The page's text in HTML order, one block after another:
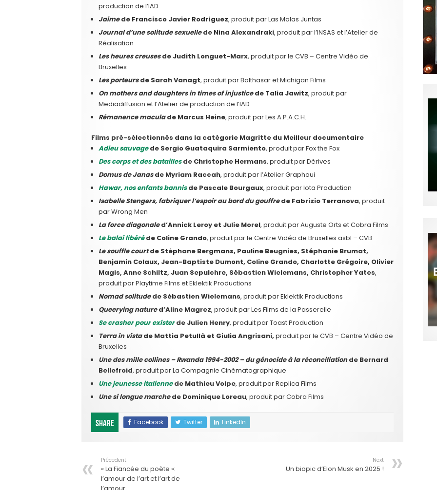
production de l’IAD
Jaimede Francisco Javier Rodríguez, produit par Las Malas Juntas
Journal d’une solitude sexuellede Nina Alexandraki, produit par l’INSAS et l’Atelier de
Réalisation
Les heures creusesde Judith Longuet-Marx, produit par le CVB – Centre Vidéo de
Bruxelles
Les porteursde Sarah Vanagt, produit par Balthasar et Michigan Films
On mothers and daughters in times of injusticede Talia Jawitz, produit par
Mediadiffusion et l’Atelier de production de l’IAD
Rémanence maculade Marcus Heine, produit par Les A.P.A.C.H.
Films pré-sélectionnés dans la catégorie Magritte du Meilleur documentaire
Adieu sauvagede Sergio Guataquira Sarmiento, produit par Fox the Fox
Des corps et des bataillesde Christophe Hermans, produit par Dérives
Domus de Janasde Myriam Raccah, produit par l’Atelier Graphoui
Hawar, nos enfants bannisde Pascale Bourgaux, produit par Iota Production
Isabelle Stengers, fabriquer l’espoir au bord du gouffrede Fabrizio Terranova, produit
par Wrong Men
La force diagonaled’Annick Leroy et Julie Morel, produit par Auguste Orts et Cobra Films
Le balai libéré de Coline Grando, produit par le Centre Vidéo de Bruxelles asbl – CVB
Le souffle courtde Stéphane Bergmans, Pauline Beugnies, Stéphanie Brumat,
Benjamin Colaux, Jean-Baptiste Dumont, Coline Grando, Charlotte Grégoire, Olivier
Magis, Anne Schiltz, Juan Sepulchre, Sébastien Wielemans, Christopher Yates,
produit par Playtime Films et Eklektik Productions
Nomad solitudede Sébastien Wielemans, produit par Eklektik Productions
Queerying natured’Aline Magrez, produit par Les Films de la Passerelle
Se crasher pour existerde Julien Henry, produit par Toast Production
Terra in vistade Mattia Petullà et Giulia Angrisani, produit par le CVB – Centre Vidéo de
Bruxelles
Une des mille collines – Rwanda 1994-2002 – du génocide à la réconciliationde Bernard
Bellefroid, produit par La Compagnie Cinématographique
Une jeunesse italiennede Mathieu Volpe, produit par Replica Films
Une si longue marchede Dominique Loreau, produit par Cobra Films
Share Facebook Twitter LinkedIn
Précedent
« La Fiancée du poète »:
l’amour de l’art et l’art de
l’amour
Next
Un biopic d’Elon Musk en 2025 !